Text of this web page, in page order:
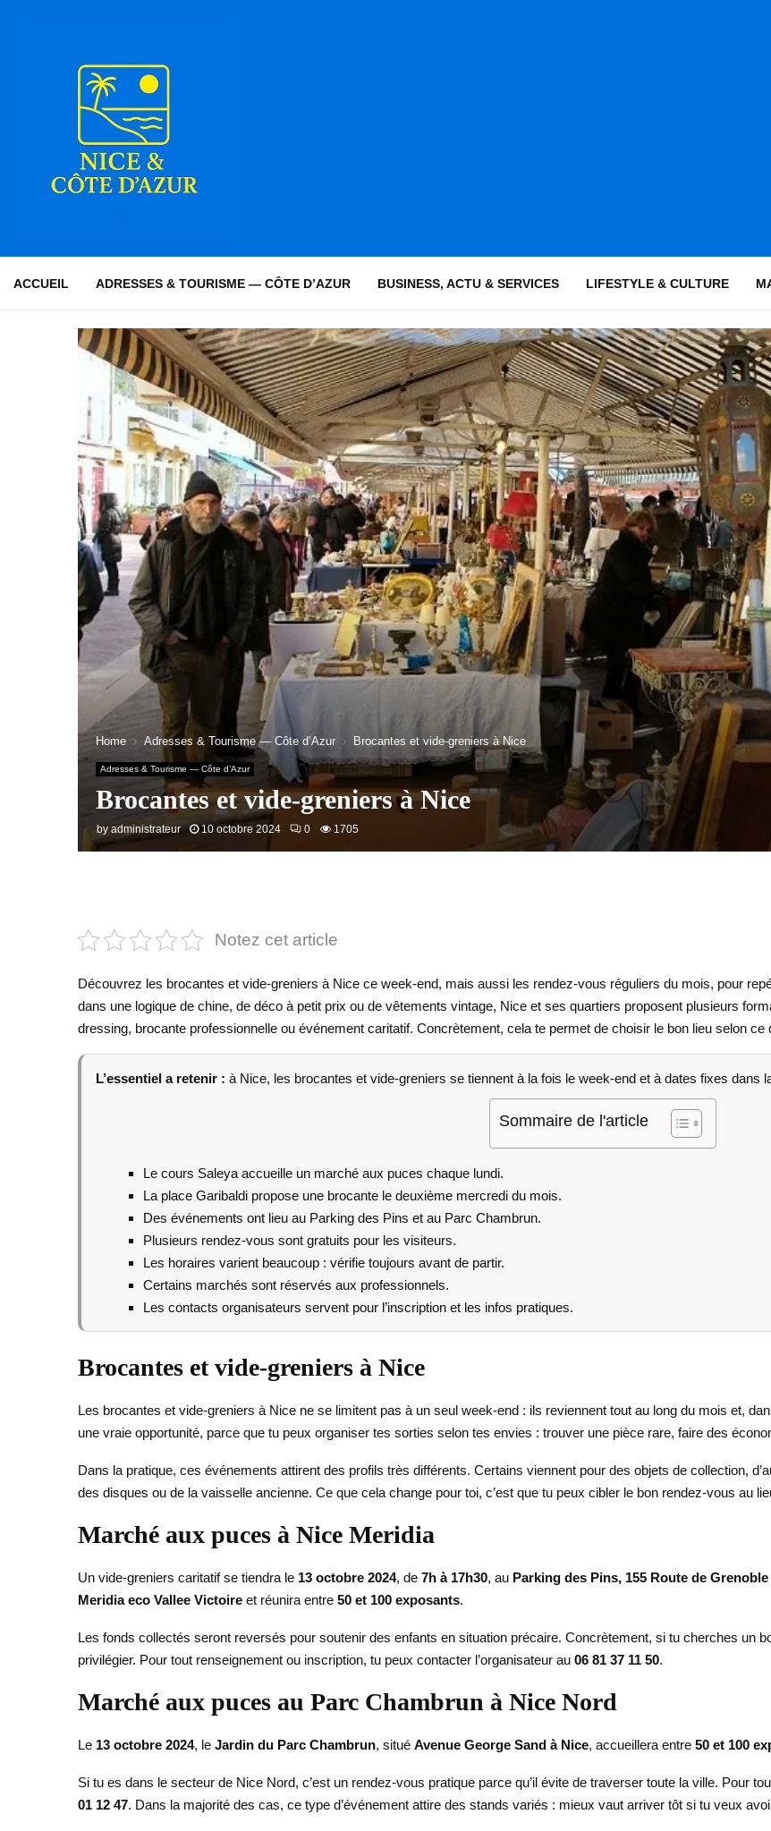
ACCUEIL ADRESSES & TOURISME — CÔTE D’AZUR BUSINESS, ACTU & SERVICES LIFESTYLE & CULTURE
Home Adresses & Tourisme — Côte d’Azur Brocantes et vide-greniers à Nice
Adresses & Tourisme — Côte d’Azur
Brocantes et vide-greniers à Nice
by administrateur 10 octobre 2024 0 1705
Notez cet article
Découvrez les brocantes et vide-greniers à Nice ce week-end, mais aussi les rendez-vous réguliers du mois, pour
dans une logique de chine, de déco à petit prix ou de vêtements vintage, Nice et ses quartiers proposent plusieurs
dressing, brocante professionnelle ou événement caritatif. Concrètement, cela te permet de choisir le bon lieu selon
L’essentiel a retenir : à Nice, les brocantes et vide-greniers se tiennent à la fois le week-end et à dates fixes dans
Sommaire de l'article
Le cours Saleya accueille un marché aux puces chaque lundi.
La place Garibaldi propose une brocante le deuxième mercredi du mois.
Des événements ont lieu au Parking des Pins et au Parc Chambrun.
Plusieurs rendez-vous sont gratuits pour les visiteurs.
Les horaires varient beaucoup : vérifie toujours avant de partir.
Certains marchés sont réservés aux professionnels.
Les contacts organisateurs servent pour l’inscription et les infos pratiques.
Brocantes et vide-greniers à Nice
Les brocantes et vide-greniers à Nice ne se limitent pas à un seul week-end : ils reviennent tout au long du mois et,
une vraie opportunité, parce que tu peux organiser tes sorties selon tes envies : trouver une pièce rare, faire des
Dans la pratique, ces événements attirent des profils très différents. Certains viennent pour des objets de collection,
des disques ou de la vaisselle ancienne. Ce que cela change pour toi, c’est que tu peux cibler le bon rendez-vous au
Marché aux puces à Nice Meridia
Un vide-greniers caritatif se tiendra le 13 octobre 2024, de 7h à 17h30, au Parking des Pins, 155 Route de Grenoble
Meridia eco Vallee Victoire et réunira entre 50 et 100 exposants.
Les fonds collectés seront reversés pour soutenir des enfants en situation précaire. Concrètement, si tu cherches un
privilégier. Pour tout renseignement ou inscription, tu peux contacter l’organisateur au 06 81 37 11 50.
Marché aux puces au Parc Chambrun à Nice Nord
Le 13 octobre 2024, le Jardin du Parc Chambrun, situé Avenue George Sand à Nice, accueillera entre 50 et 100
Si tu es dans le secteur de Nice Nord, c’est un rendez-vous pratique parce qu’il évite de traverser toute la ville. Pour
01 12 47. Dans la majorité des cas, ce type d’événement attire des stands variés : mieux vaut arriver tôt si tu veux